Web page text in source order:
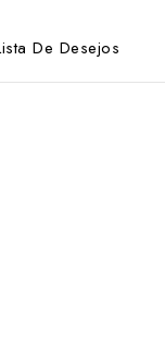
De Desejos